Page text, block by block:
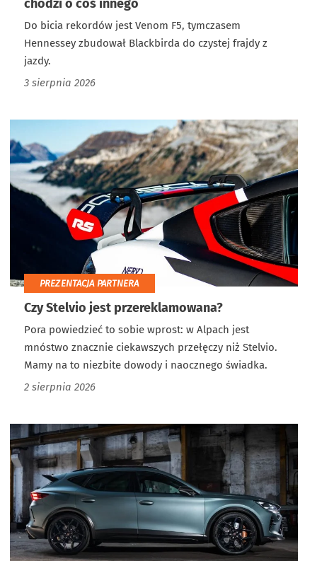
chodzi o coś innego
Do bicia rekordów jest Venom F5, tymczasem
Hennessey zbudował Blackbirda do czystej frajdy z
jazdy.
3 sierpnia 2026
PREZENTACJA PARTNERA
Czy Stelvio jest przereklamowana?
Pora powiedzieć to sobie wprost: w Alpach jest
mnóstwo znacznie ciekawszych przełęczy niż Stelvio.
Mamy na to niezbite dowody i naocznego świadka.
2 sierpnia 2026